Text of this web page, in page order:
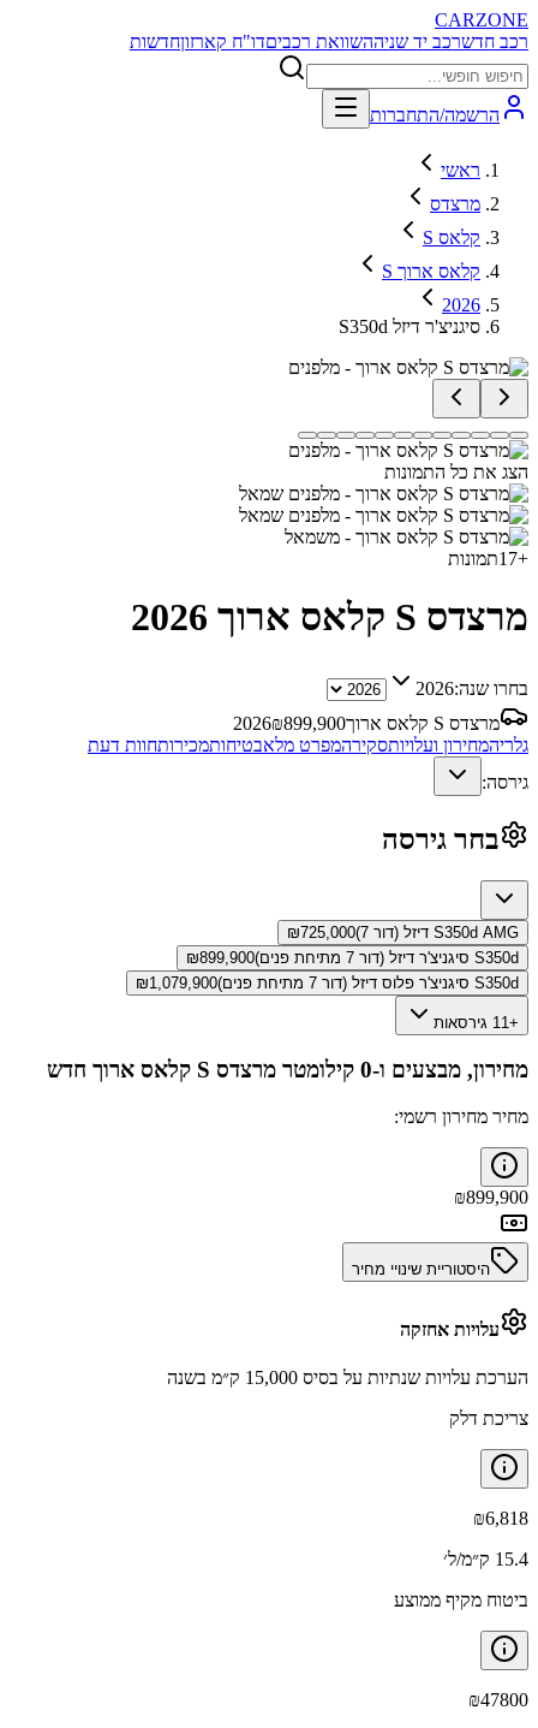
CARZONE
רכב חדשרכב יד שניההשוואת רכביםדו"ח קארזוןחדשות
הרשמה/התחברות
ראשי
מרצדס
S קלאס
S קלאס ארוך
2026
S350d סיגניצ'ר דיזל
הצג את כל התמונות
+
17תמונות
מרצדס S קלאס ארוך 2026
בחרו שנה:2026
מרצדס S קלאס ארוך
2026₪899,900
גלריהמחירון ועלויותסקירהמפרט מלאבטיחותמכירותחוות דעת
גירסה:
בחר גירסה
S350d AMG דיזל (דור 7) ₪725,000
S350d סיגניצ'ר דיזל (דור 7 מתיחת פנים)
₪899,900
S350d סיגניצ'ר פלוס דיזל (דור 7 מתיחת פנים)
₪1,079,900
+11 גירסאות
מחירון, מבצעים ו-0 קילומטר מרצדס S קלאס ארוך חדש
מחיר מחירון רשמי:
₪899,900
היסטוריית שינויי מחיר
עלויות אחזקה
הערכת עלויות שנתיות על בסיס 15,000 ק״מ בשנה
צריכת דלק
₪6,818
15.4 ק״מ/ל׳
ביטוח מקיף ממוצע
₪47800